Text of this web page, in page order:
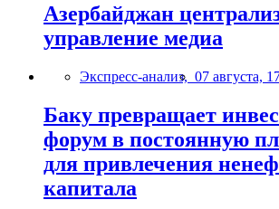
Азербайджан
управление медиа
Экспресс-анализ, 07 августа,
Баку превращает
форум в постоянную
для привлечения
капитала